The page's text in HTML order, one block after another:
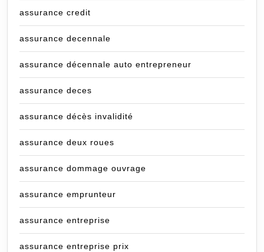
assurance credit
assurance decennale
assurance décennale auto entrepreneur
assurance deces
assurance décès invalidité
assurance deux roues
assurance dommage ouvrage
assurance emprunteur
assurance entreprise
assurance entreprise prix